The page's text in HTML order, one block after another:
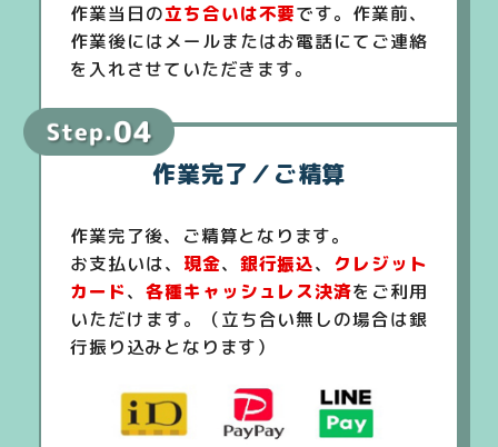
作業当日の立ち合いは不要です。作業前、
作業後にはメールまたはお電話にてご連絡
を入れさせていただきます。
作業完了／ご精算
作業完了後、ご精算となります。
お支払いは、 現金、 銀行振込、 クレジット
カード、 各種キャッシュレス決済をご利用
いただけます。（立ち合い無しの場合は銀
行振り込みとなります）